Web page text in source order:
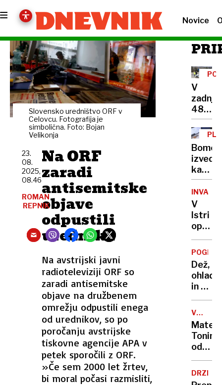
Novice
Slovensko uredništvo ORF v
Celovcu. Fotografija je
simbolična. Foto: Bojan
Velikonja
Na ORF
zaradi
antisemitske
objave
odpustili
urednika
Na avstrijski javni
radioteleviziji ORF so
zaradi antisemitske
objave na družbenem
omrežju odpustili enega
od urednikov, so po
poročanju avstrijske
tiskovne agencije APA v
petek sporočili z ORF.
»Če sem 2000 let žrtev,
bi moral počasi razmisliti,
23.
08.
2025,
08.46
ROMAN
REPNIK
V
zadnjih
48
urah
skoraj
300
nesreč
po
Bomo
kakšno
plačo
imajo
V
Istri
opazili
ne
pečejo,
niso
pa
POGLED
Dež,
in že
prvi
vse
bolj
pestro
tudi
na
VOLILNI
Matej
Tonin
odhaja,
Robert
Golob
ostaja,